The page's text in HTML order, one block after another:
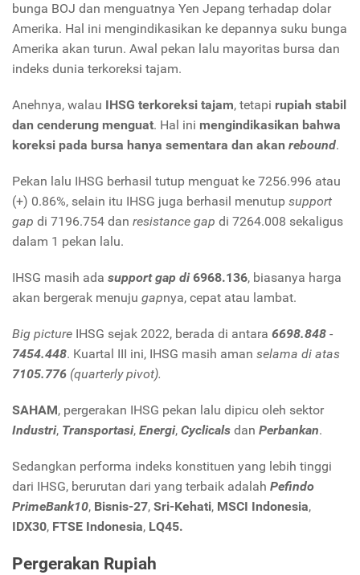
bunga BOJ dan menguatnya Yen Jepang terhadap dolar
Amerika. Hal ini mengindikasikan ke depannya suku bunga
Amerika akan turun. Awal pekan lalu mayoritas bursa dan
indeks dunia terkoreksi tajam.
Anehnya, walau IHSG terkoreksi tajam, tetapi rupiah stabil
dan cenderung menguat. Hal ini mengindikasikan bahwa
koreksi pada bursa hanya sementara dan akan rebound.
Pekan lalu IHSG berhasil tutup menguat ke 7256.996 atau
(+) 0.86%, selain itu IHSG juga berhasil menutup support
gap di 7196.754 dan resistance gap di 7264.008 sekaligus
dalam 1 pekan lalu.
IHSG masih ada support gap di6968.136, biasanya harga
akan bergerak menuju gapnya, cepat atau lambat.
Big picture IHSG sejak 2022, berada di antara 6698.848 -
7454.448. Kuartal III ini, IHSG masih aman selama di atas
7105.776 (quarterly pivot).
SAHAM, pergerakan IHSG pekan lalu dipicu oleh sektor
Industri, Transportasi, Energi, Cyclicals dan Perbankan.
Sedangkan performa indeks konstituen yang lebih tinggi
dari IHSG, berurutan dari yang terbaik adalah Pefindo
PrimeBank10, Bisnis-27, Sri-Kehati, MSCI Indonesia,
IDX30, FTSE Indonesia, LQ45.
Pergerakan Rupiah